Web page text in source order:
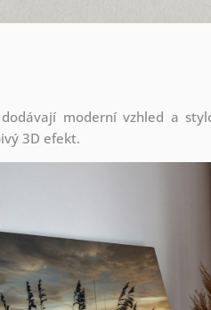
moderní vzhled a
3D efekt.